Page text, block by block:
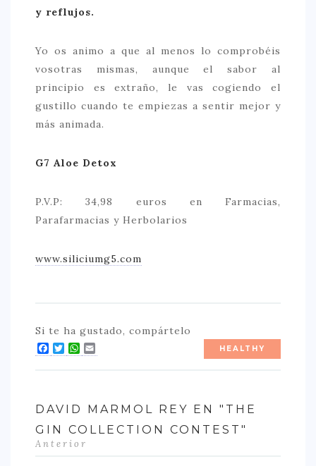
y reflujos.
Yo os animo a que al menos lo comprobéis
vosotras mismas, aunque el sabor al
principio es extraño, le vas cogiendo el
gustillo cuando te empiezas a sentir mejor y
más animada.
G7 Aloe Detox
P.V.P: 34,98 euros en Farmacias,
Parafarmacias y Herbolarios
www.siliciumg5.com
Si te ha gustado, compártelo
Facebook
Twitter
WhatsApp HEALTHY
DAVID MARMOL REY EN "THE
GIN COLLECTION CONTEST"
Anterior